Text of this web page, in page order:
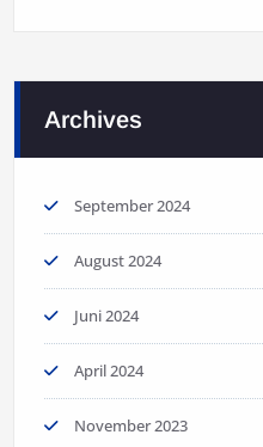
Archives
September 2024
August 2024
Juni 2024
April 2024
November 2023